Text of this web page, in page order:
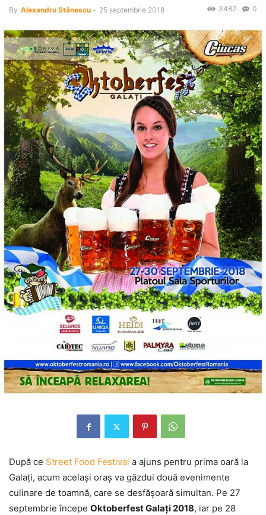
By Alexandru Stănescu - 25 septembrie 2018 0
3482
După ce Street Food Festival a ajuns pentru prima oară la
Galaţi, acum acelaşi oraş va găzdui două evenimente
culinare de toamnă, care se desfăşoară simultan. Pe 27
septembrie începe Oktoberfest Galaţi 2018, iar pe 28